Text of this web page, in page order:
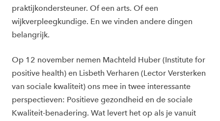
praktijkondersteuner. Of een arts. Of een
wijkverpleegkundige. En we vinden andere dingen
belangrijk.
Op 12 november nemen Machteld Huber (Institute for
positive health) en Lisbeth Verharen (Lector Versterken
van sociale kwaliteit) ons mee in twee interessante
perspectieven: Positieve gezondheid en de sociale
Kwaliteit-benadering. Wat levert het op als je vanuit